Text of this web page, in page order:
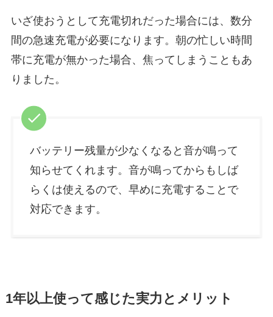
いざ使おうとして充電切れだった場合には、数分
間の急速充電が必要になります。朝の忙しい時間
帯に充電が無かった場合、焦ってしまうこともあ
りました。
バッテリー残量が少なくなると音が鳴って
知らせてくれます。音が鳴ってからもしば
らくは使えるので、早めに充電することで
対応できます。
1年以上使って感じた実力とメリット